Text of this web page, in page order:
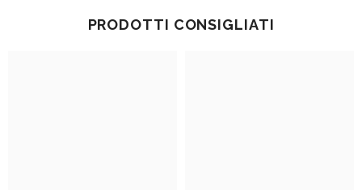
PRODOTTI CONSIGLIATI